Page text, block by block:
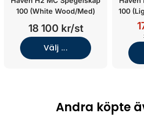
100 (White Wood/Med)
18 100 kr/st
Välj ...
100
Andra köpte